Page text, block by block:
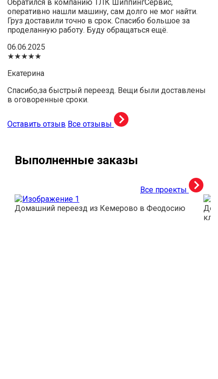
Обратился в компанию ТЛК ШиппингСервис,
оперативно нашли машину, сам долго не мог найти.
Груз доставили точно в срок. Спасибо большое за
проделанную работу. Буду обращаться ещё.
06.06.2025
★★★★★
Екатерина
Спасибо,за быстрый переезд. Вещи были доставлены
в оговоренные сроки.
Оставить отзыв Все отзывы
Выполненные заказы
Все проекты
Домашний переезд из Кемерово в Феодосию